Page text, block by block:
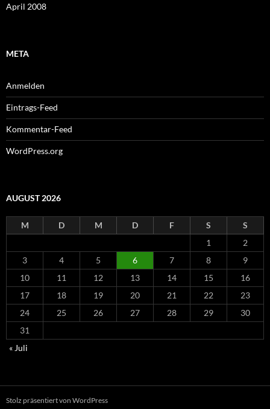
April 2008
META
Anmelden
Eintrags-Feed
Kommentar-Feed
WordPress.org
AUGUST 2026
M D M D F S
S
1
2
3
4 5 6 7 8
9
10
11 12 13 14 15
16
17
18 19 20 21 22
23
24
25 26 27 28 29
30
31
« Juli
Stolz präsentiert von WordPress